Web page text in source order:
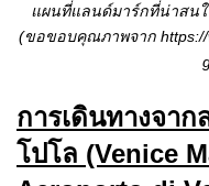
แผนที่แลนด์มาร์กที่น่าสน
(ขอขอบคุณภาพจาก
การเดินทางจา
โปโล (Venice